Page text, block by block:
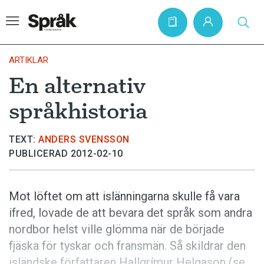
Hem
Artiklar
Krönikor
Språkfrågor
Bokrecensioner
Kviss
Podden
ARTIKLAR
En alternativ
språkhistoria
TEXT: ANDERS SVENSSON
PUBLICERAD 2012-02-10
Mot löftet om att islänningarna skulle få vara
ifred, lovade de att bevara det språk som andra
nordbor helst ville glömma när de började
fjäska för tyskar och fransmän. Så skildrar den